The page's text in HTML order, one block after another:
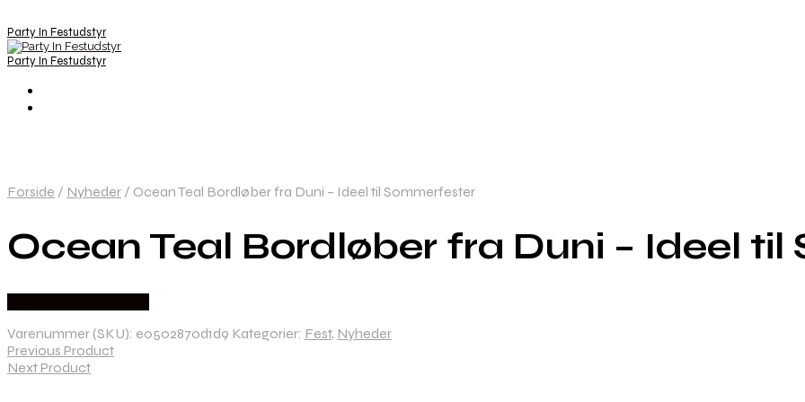
Party In Festudstyr
Party In Festudstyr
Forside / Nyheder / Ocean Teal Bordløber fra Duni – Ideel til Sommerfester
Ocean Teal Bordløber fra Duni – Ideel
Varenummer (SKU): e0502870d1d9 Kategorier: Fest, Nyheder
Previous Product
Next Product